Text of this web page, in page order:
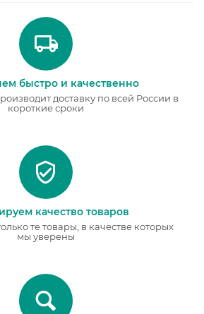
быстро и качественно
доставку по всей России в
короткие сроки
качество товаров
те товары, в качестве которых
мы уверены